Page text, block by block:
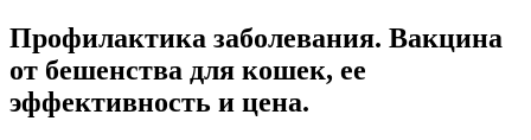
Профилактика заболевания. Вакцина
от бешенства для кошек, ее
эффективность и цена.